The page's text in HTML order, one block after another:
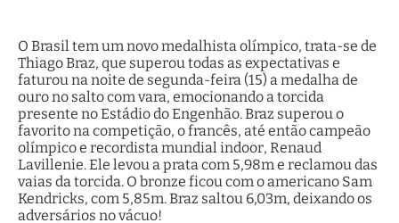
O Brasil tem um novo medalhista olímpico, trata-se de
Thiago Braz, que superou todas as expectativas e
faturou na noite de segunda-feira (15) a medalha de
ouro no salto com vara, emocionando a torcida
presente no Estádio do Engenhão. Braz superou o
favorito na competição, o francês, até então campeão
olímpico e recordista mundial indoor, Renaud
Lavillenie. Ele levou a prata com 5,98m e reclamou das
vaias da torcida. O bronze ficou com o americano Sam
Kendricks, com 5,85m. Braz saltou 6,03m, deixando os
adversários no vácuo!